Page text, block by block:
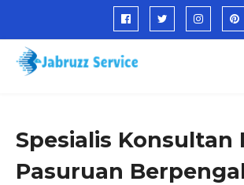
Spesialis Konsultan
Pasuruan